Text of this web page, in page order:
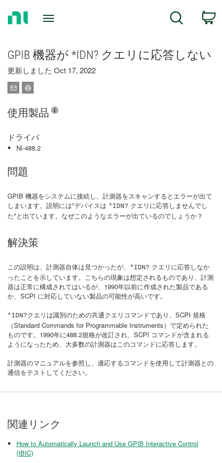
Search
GPIB 機器が *IDN? クエリに応答しない
更新しました Oct 17, 2022
使用製品
ドライバ
NI-488.2
問題
GPIB 機器をシステムに接続し、計測器をスキャンするとエラーが出て
しまいます。説明には"デバイスは *IDN? クエリに応答しませんでし
た"と出ています。なぜこのようなエラーが出ているのでしょうか？
解決策
この説明は、計測器自体は見つかったが、 *IDN? クエリに応答しなか
ったことを示しています。こちらの現象は想定されるものであり、計測
器は正常に構成されてはいるが、1990年以前に作成された製品である
か、SCPI に対応していない製品の可能性が高いです。
*IDN?クエリは識別のための共通クエリコマンドであり、SCPI 規格
（Standard Commands for Programmable Instruments）で定められた
ものです。1990年に488.2規格が改訂され、SCPI コマンドが含まれる
ようになったため、大多数の計測器はこのコマンドに応答します。
計測器のマニュアルを参照し、適応するコマンドを使用して計測器との
通信をテストしてください。
関連リンク
How to Automatically Launch and Use GPIB Interactive Control
(IBIC)